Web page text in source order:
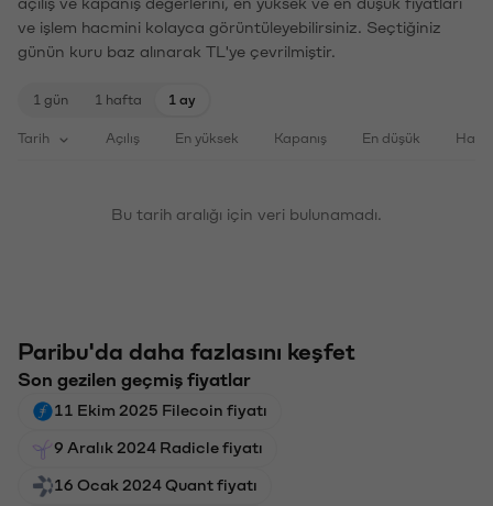
ve işlem hacmini kolayca görüntüleyebilirsiniz. Seçtiğiniz
günün kuru baz alınarak TL'ye çevrilmiştir.
1 gün 1 hafta 1 ay
Tarih Açılış En yüksek Kapanış En düşük
Bu tarih aralığı için veri bulunamadı.
Paribu'da daha fazlasını keşfet
Son gezilen geçmiş fiyatlar
11 Ekim 2025 Filecoin fiyatı
9 Aralık 2024 Radicle fiyatı
16 Ocak 2024 Quant fiyatı